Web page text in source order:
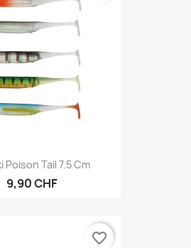
Poison Tail 7.5 Cm
9,90 CHF
favorite_border